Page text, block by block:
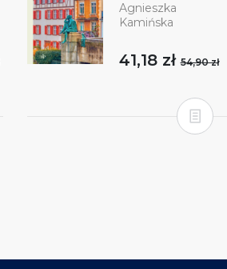
Agnieszka
Kamińska
41,18 zł54,90 zł